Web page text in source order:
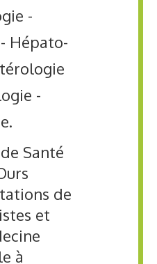
-
Hépato-
-
Santé
de
et
à